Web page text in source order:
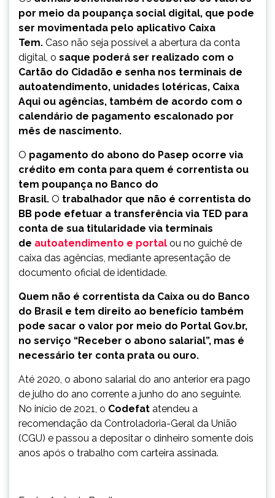
por meio da poupança social digital, que pode
ser movimentada pelo aplicativo Caixa
Tem. Caso não seja possível a abertura da conta
digital, o saque poderá ser realizado com o
Cartão do Cidadão e senha nos terminais de
autoatendimento, unidades lotéricas, Caixa
Aqui ou agências, também de acordo com o
calendário de pagamento escalonado por
mês de nascimento.
O pagamento do abono do Pasep ocorre via
crédito em conta para quem é correntista ou
tem poupança no Banco do
Brasil. O trabalhador que não é correntista do
BB pode efetuar a transferência via TED para
conta de sua titularidade via terminais
de autoatendimento e portal ou no guichê de
caixa das agências, mediante apresentação de
documento oficial de identidade.
Quem não é correntista da Caixa ou do Banco
do Brasil e tem direito ao benefício também
pode sacar o valor por meio do Portal Gov.br,
no serviço “Receber o abono salarial”, mas é
necessário ter conta prata ou ouro.
Até 2020, o abono salarial do ano anterior era pago
de julho do ano corrente a junho do ano seguinte.
No início de 2021, o Codefat atendeu a
recomendação da Controladoria-Geral da União
(CGU) e passou a depositar o dinheiro somente dois
anos após o trabalho com carteira assinada.